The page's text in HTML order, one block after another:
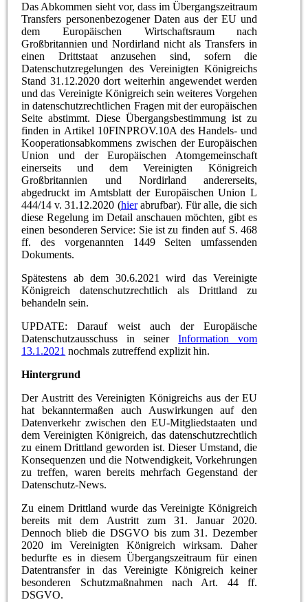
Das Abkommen sieht vor, dass im Übergangszeitraum
Transfers personenbezogener Daten aus der EU und
dem Europäischen Wirtschaftsraum nach
Großbritannien und Nordirland nicht als Transfers in
einen Drittstaat anzusehen sind, sofern die
Datenschutzregelungen des Vereinigten Königreichs
Stand 31.12.2020 dort weiterhin angewendet werden
und das Vereinigte Königreich sein weiteres Vorgehen
in datenschutzrechtlichen Fragen mit der europäischen
Seite abstimmt. Diese Übergangsbestimmung ist zu
finden in Artikel 10FINPROV.10A des Handels- und
Kooperationsabkommens zwischen der Europäischen
Union und der Europäischen Atomgemeinschaft
einerseits und dem Vereinigten Königreich
Großbritannien und Nordirland andererseits,
abgedruckt im Amtsblatt der Europäischen Union L
444/14 v. 31.12.2020 (hierabrufbar). Für alle, die sich
diese Regelung im Detail anschauen möchten, gibt es
einen besonderen Service: Sie ist zu finden auf S. 468
ff. des vorgenannten 1449 Seiten umfassenden
Dokuments.
Spätestens ab dem 30.6.2021 wird das Vereinigte
Königreich datenschutzrechtlich als Drittland zu
behandeln sein.
UPDATE: Darauf weist auch der Europäische
Datenschutzausschuss in seinerInformation vom
13.1.2021 nochmals zutreffend explizit hin.
Hintergrund
Der Austritt des Vereinigten Königreichs aus der EU
hat bekanntermaßen auch Auswirkungen auf den
Datenverkehr zwischen den EU-Mitgliedstaaten und
dem Vereinigten Königreich, das datenschutzrechtlich
zu einem Drittland geworden ist. Dieser Umstand, die
Konsequenzen und die Notwendigkeit, Vorkehrungen
zu treffen, waren bereits mehrfach Gegenstand der
Datenschutz-News.
Zu einem Drittland wurde das Vereinigte Königreich
bereits mit dem Austritt zum 31. Januar 2020.
Dennoch blieb die DSGVO bis zum 31. Dezember
2020 im Vereinigten Königreich wirksam. Daher
bedurfte es in diesem Übergangszeitraum für einen
Datentransfer in das Vereinigte Königreich keiner
besonderen Schutzmaßnahmen nach Art. 44 ff.
DSGVO.